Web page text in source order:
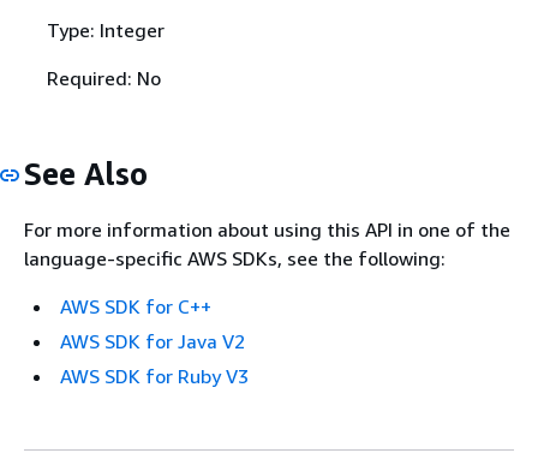
Type: Integer
Required: No
See Also
For more information about using this API in one of the
language-specific AWS SDKs, see the following:
AWS SDK for C++
AWS SDK for Java V2
AWS SDK for Ruby V3